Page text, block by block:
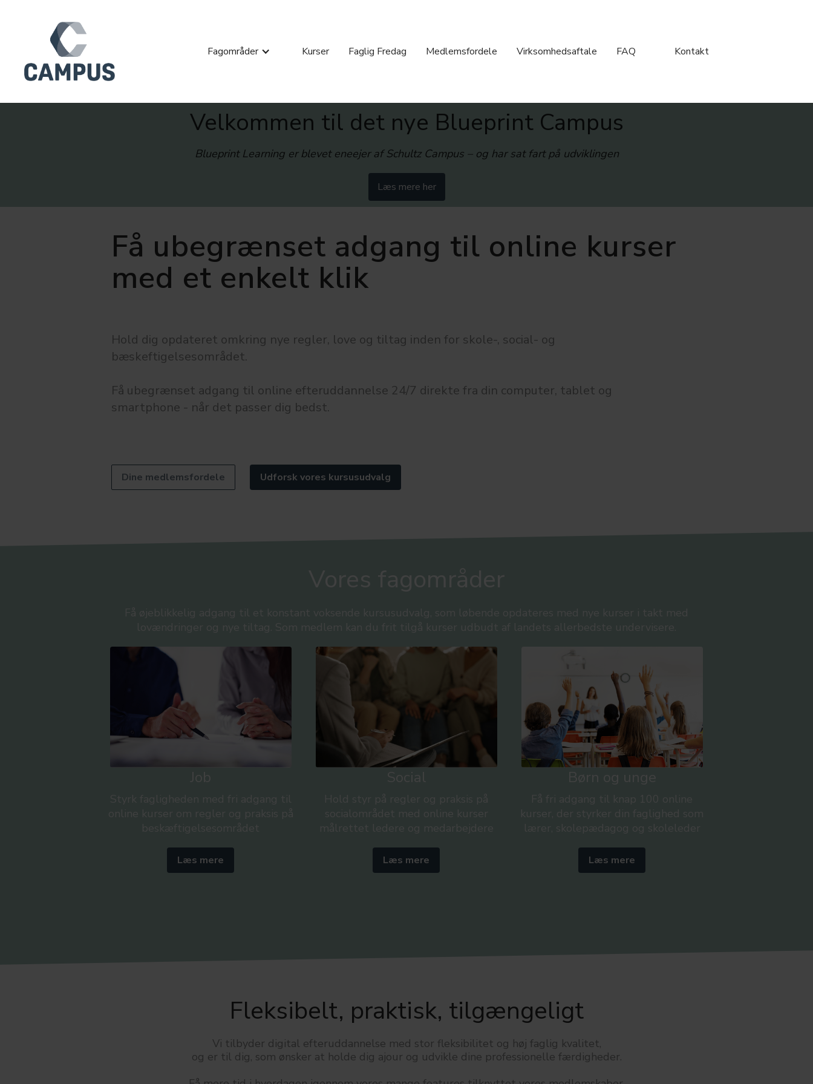
Fagområder Kurser Faglig Fredag Medlemsfordele Virksomhedsaftale FAQ Kontakt
Velkommen til det nye Blueprint Campus
Blueprint Learning er blevet eneejer af Schultz Campus – og har sat fart på udviklingen
Læs mere her
Få ubegrænset adgang til online kurser
med et enkelt klik
Hold dig opdateret omkring nye regler, love og tiltag inden for skole-, social- og
bæskeftigelsesområdet.
Få ubegrænset adgang til online efteruddannelse 24/7 direkte fra din computer, tablet og
smartphone - når det passer dig bedst.
Dine medlemsfordele Udforsk vores kursusudvalg
Læs mere Læs mere Læs mere
Fleksibelt, praktisk, tilgængeligt
Vi tilbyder digital efteruddannelse med stor fleksibilitet og høj faglig kvalitet,
og er til dig, som ønsker at holde dig ajour og udvikle dine professionelle færdigheder.